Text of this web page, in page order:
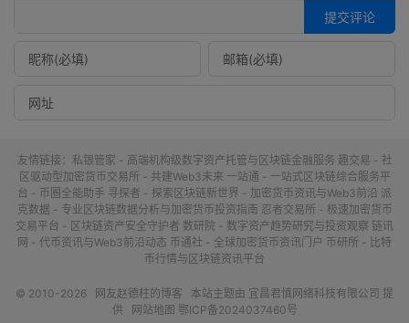
提交评论
友情链接： 私银管家 - 高端机构级数字资产托管与区块链金融服务 趣交易 - 社
区驱动型加密货币交易所 - 共建Web3未来 一站通 - 一站式区块链综合服务平
台 - 币圈全能助手 寻探者 - 探索区块链新世界 - 加密货币资讯与Web3前沿 派
克数据 - 专业区块链数据分析与加密货币投资指南 忍者交易所 - 极速加密货币
交易平台 - 区块链资产安全守护者 数研院 - 数字资产趋势研究与投资观察 链讯
网 - 代币资讯与Web3前沿动态 币通社 - 全球加密货币资讯门户 币研所 - 比特
币行情与区块链资讯平台
© 2010-2026 网友赵德柱的博客 本站主题由 宜昌君慎网络科技有限公司 提
供
网站地图 鄂ICP备2024037460号